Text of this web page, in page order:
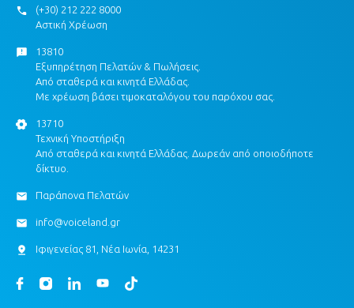
(+30) 212 222 8000
Αστική Χρέωση
13810
Εξυπηρέτηση Πελατών & Πωλήσεις.
Από σταθερά και κινητά Ελλάδας.
Με χρέωση βάσει τιμοκαταλόγου του παρόχου σας.
13710
Τεχνική Υποστήριξη
Από σταθερά και κινητά Ελλάδας. Δωρεάν από οποιοδήποτε
δίκτυο.
Παράπονα Πελατών
info@voiceland.gr
Ιφιγενείας 81, Νέα Ιωνία, 14231